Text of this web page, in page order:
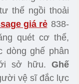
thế ngồi thoải
giá rẻ 838-
quét cơ thể,
dòng ghế phân
sở hữu. Ghế
vệ sĩ đắc lực